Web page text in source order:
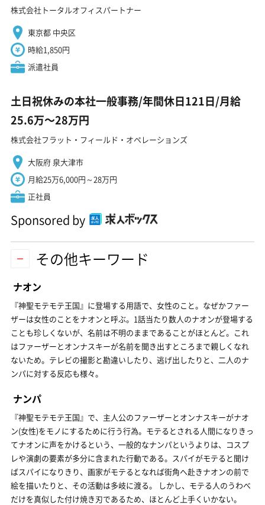
株式会社トータルオフィスパートナー
東京都 中央区
時給1,850円
派遣社員
土日祝休みの本社一般事務/年間休日121日/月給
25.6万〜28万円
株式会社フラット・フィールド・オペレーションズ
大阪府 泉大津市
月給25万6,000円～28万円
正社員
Sponsored by
その他キーワード
ナオン
『神聖モテモテ王国』に登場する用語で、女性のこと。なぜかファー
ザーは女性のことをナオンと呼ぶ。1話当たり数人のナオンが登場する
ことも珍しくないが、名前は不明のままであることがほとんど。これ
はファーザーとオンナスキーが名前を聞き出すところまで親しくなれ
ないため。テレビの撮影と勘違いしたり、逃げ出したりと、二人のナ
ンパに対する反応も様々。
ナンパ
『神聖モテモテ王国』で、主人公のファーザーとオンナスキーがナオ
ン(女性)をモノにするために行う行為。モテるとされる人間になりきっ
てナオンに声をかけるという、一般的なナンパというよりは、コスプ
レや演劇の要素が多分に含まれた行動である。スパイがモテると聞け
ばスパイになりきり、画家がモテるとなれば街角へ赴きナオンの前で
絵を描いたりと、その活動は多岐に渡る。 しかし、モテる人のうわべ
だけを真似した付け焼き刃であるため、ほとんど上手くいかない。